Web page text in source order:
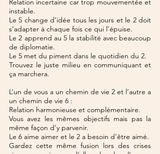
Relation incertaine car trop mouvementée et
instable.
Le 5 change d’idée tous les jours et le 2 doit
s’adapter à chaque fois ce qui l’épuise.
Le 2 apprend au 5 la stabilité avec beaucoup
de diplomatie.
Le 5 met du piment dans le quotidien du 2.
Trouvez le juste milieu en communiquant et
ça marchera.
L’un de vous a un chemin de vie 2 et l’autre a
un chemin de vie 6 :
Relation harmonieuse et complémentaire.
Vous avez les mêmes objectifs mais pas la
même façon d’y parvenir.
Le 6 aime aimer et le 2 a besoin d’être aimé.
Gardez cette même fusion lors des crises